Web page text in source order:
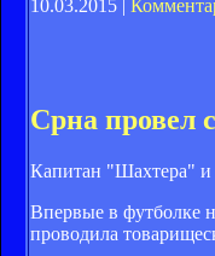
10.03.2015 |
Срна провел
Капитан "Шахтера" и
Впервые в футболке
проводила